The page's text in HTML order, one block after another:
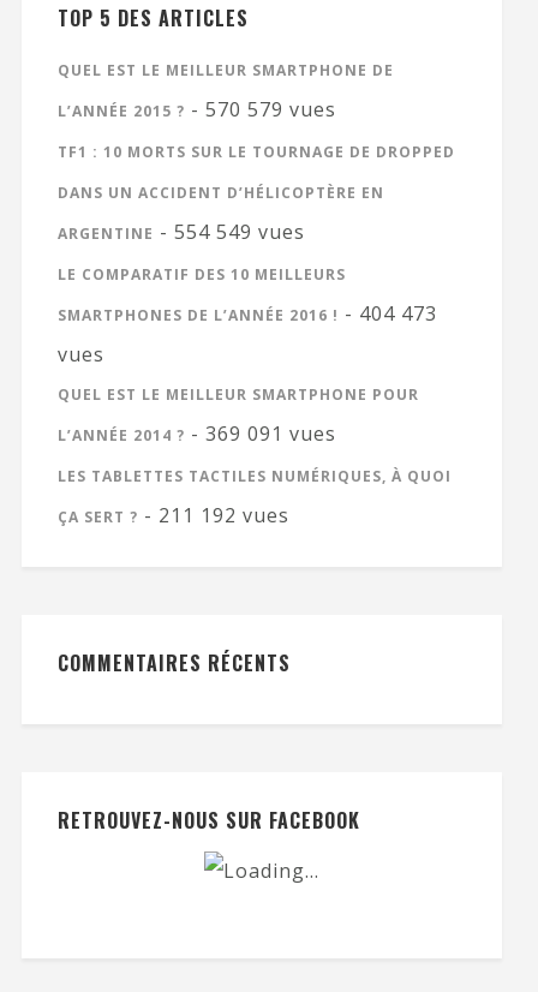
TOP 5 DES ARTICLES
QUEL EST LE MEILLEUR SMARTPHONE DE
L’ANNÉE 2015 ? - 570 579 vues
TF1 : 10 MORTS SUR LE TOURNAGE DE DROPPED
DANS UN ACCIDENT D’HÉLICOPTÈRE EN
ARGENTINE - 554 549 vues
LE COMPARATIF DES 10 MEILLEURS
SMARTPHONES DE L’ANNÉE 2016 ! - 404 473
vues
QUEL EST LE MEILLEUR SMARTPHONE POUR
L’ANNÉE 2014 ? - 369 091 vues
LES TABLETTES TACTILES NUMÉRIQUES, À QUOI
ÇA SERT ? - 211 192 vues
COMMENTAIRES RÉCENTS
RETROUVEZ-NOUS SUR FACEBOOK